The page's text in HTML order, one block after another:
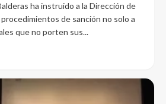
ha instruido a la Dirección de
de sanción no solo a
que no porten sus...